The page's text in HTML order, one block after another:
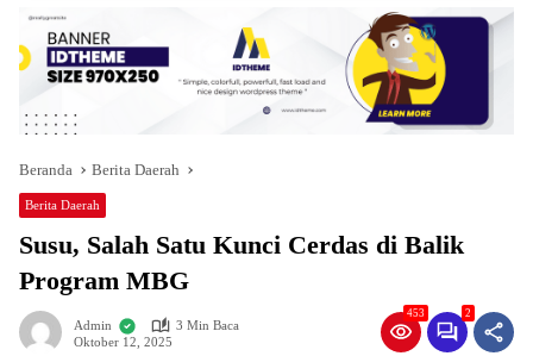
Beranda Berita Daerah
Berita Daerah
Susu, Salah Satu Kunci Cerdas di Balik
Program MBG
Admin
3 Min Baca
Oktober 12, 2025
453 2